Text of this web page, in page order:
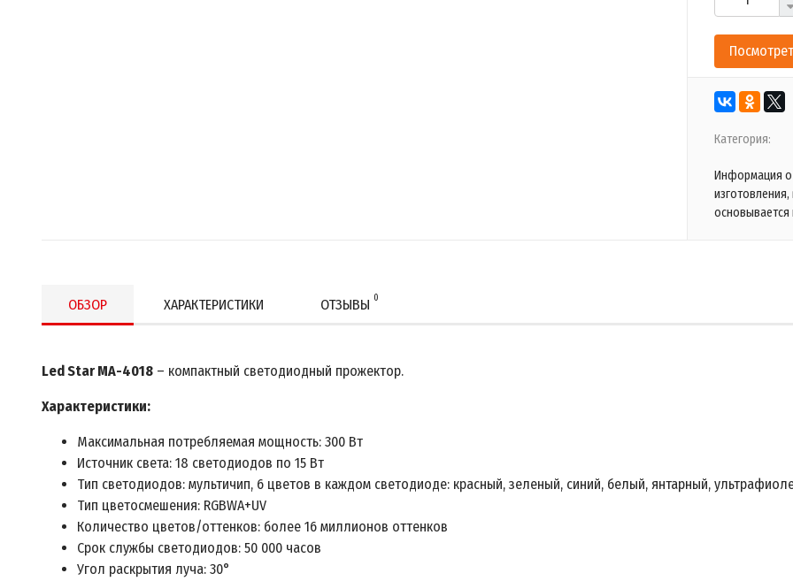
Категория:
Информация о
основывается
ОБЗОР ХАРАКТЕРИСТИКИ ОТЗЫВЫ 0
Led Star MA-4018 – компактный светодиодный прожектор.
Характеристики:
Максимальная потребляемая мощность: 300 Вт
Источник света: 18 светодиодов по 15 Вт
Тип светодиодов: мультичип, 6 цветов в каждом светодиоде: красный, зеленый, синий, белый, янтарный,
Тип цветосмешения: RGBWA+UV
Количество цветов/оттенков: более 16 миллионов оттенков
Срок службы светодиодов: 50 000 часов
Угол раскрытия луча: 30°